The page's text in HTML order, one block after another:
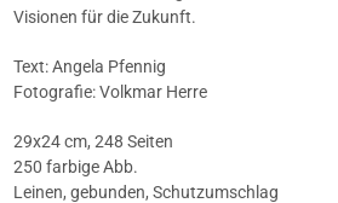
Visionen für die Zukunft.
Text: Angela Pfennig
Fotografie: Volkmar Herre
29x24 cm, 248 Seiten
250 farbige Abb.
Leinen, gebunden, Schutzumschlag